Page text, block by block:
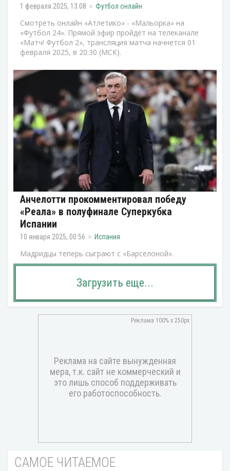
1 февраля 2025, 13:08 Футбол онлайн
Смотреть онлайн «Атлетико» - «Мальорка» на
«Футбол 24». Прямой эфир пройдёт на телеканале
«Матч! Футбол 2», трансляция матча начнется 01
февраля 2025, в 20:30 (МСК).
Анчелотти прокомментировал победу
«Реала» в полуфинале Суперкубка
Испании
10 января 2025, 00:56 Испания
Мадридцы теперь сыграют с «Барселоной».
Загрузить еще...
САМОЕ ЧИТАЕМОЕ